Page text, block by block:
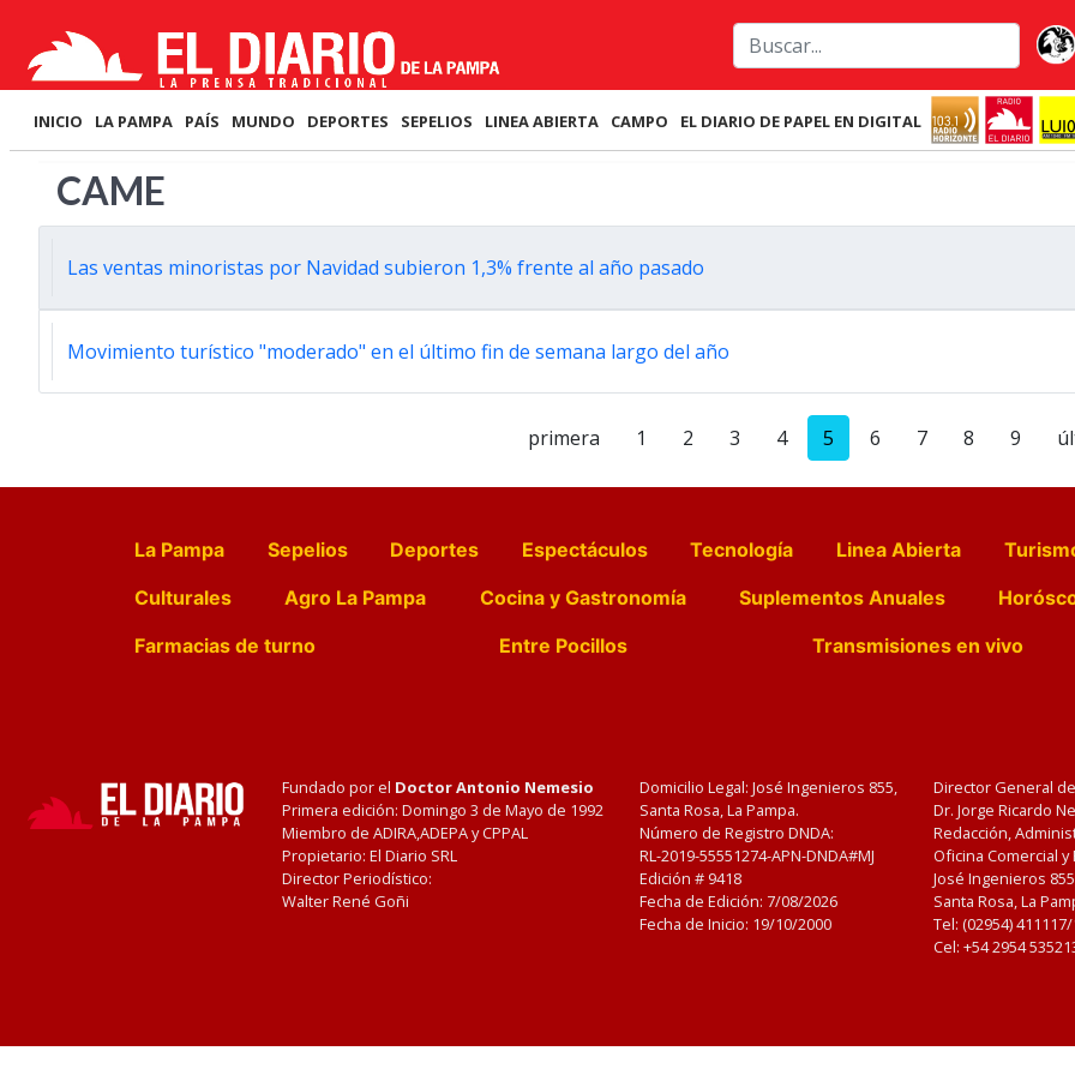
INICIO LA PAMPA PAÍS MUNDO DEPORTES SEPELIOS LINEA ABIERTA CAMPO EL DIARIO DE PAPEL EN DIGITAL
CAME
Las ventas minoristas por Navidad subieron 1,3% frente al año pasado
Movimiento turístico "moderado" en el último fin de semana largo del año
primera 1 2 3 4 5 6 7 8 9
La Pampa Sepelios Deportes Espectáculos Tecnología Linea Abierta
Culturales
Agro La Pampa Cocina y Gastronomía Suplementos Anuales
Farmacias de turno
Entre Pocillos Transmisiones en vivo
Fundado por el Doctor Antonio Nemesio
Primera edición: Domingo 3 de Mayo de 1992
Miembro de ADIRA,ADEPA y CPPAL
Propietario: El Diario SRL
Director Periodístico:
Walter René Goñi
Domicilio Legal: José Ingenieros 855,
Santa Rosa, La Pampa.
Número de Registro DNDA:
RL-2019-55551274-APN-DNDA#MJ
Edición # 9418
Fecha de Edición: 7/08/2026
Fecha de Inicio: 19/10/2000
Director General
Dr. Jorge Ricardo
Redacción,
Oficina Comercial
José Ingenieros
Santa Rosa, La
Tel: (02954)
Cel: +54 2954